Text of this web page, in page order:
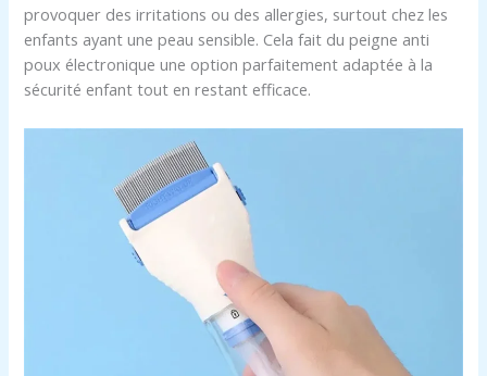
provoquer des irritations ou des allergies, surtout chez les
enfants ayant une peau sensible. Cela fait du peigne anti
poux électronique une option parfaitement adaptée à la
sécurité enfant tout en restant efficace.